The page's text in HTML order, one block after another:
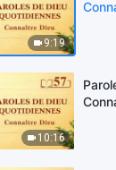
9:19
10:16